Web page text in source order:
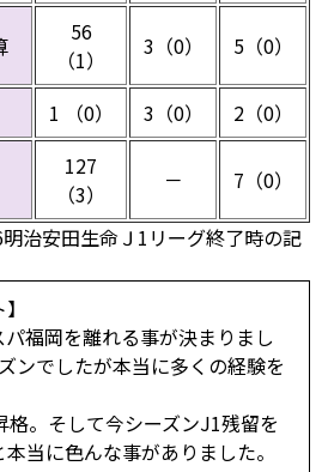
56
（1）
3（0） 5（0）
1 （0） 3（0） 2（0）
127
（3）
－
7（0）
治安田生命Ｊ1リーグ終了時の記
福岡を離れる事が決まりまし
ンでしたが本当に多くの経験を
格。そして今シーズンJ1残留を
当に色んな事がありました。